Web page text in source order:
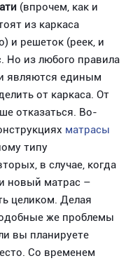
(впрочем, как и
из каркаса
и решеток (реек, и
Но из любого правила
являются единым
от каркаса. От
отказаться. Во-
матрасы
типу
в случае, когда
новый матрас –
целиком. Делая
же проблемы
вы планируете
Со временем